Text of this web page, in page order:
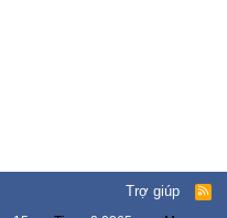
Trợ giúp
R